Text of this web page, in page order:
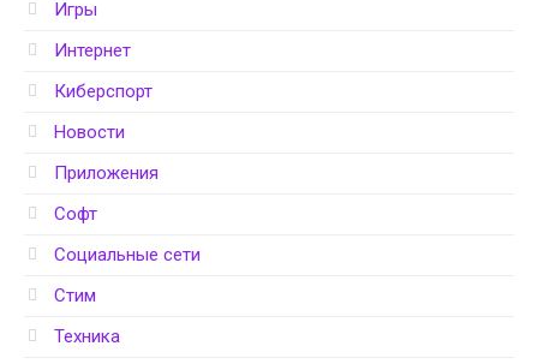
Игры
Интернет
Киберспорт
Новости
Приложения
Софт
Социальные сети
Стим
Техника